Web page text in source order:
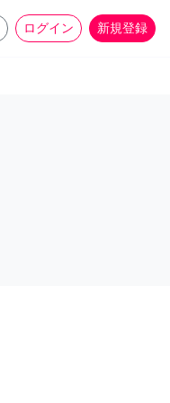
ログイン 新規登録